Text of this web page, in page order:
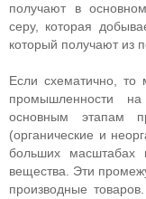
получают в
серу, которая
который получают из
Если схематично, то
промышленности
основным этапам
(органические и
больших масштабах
вещества. Эти
производные